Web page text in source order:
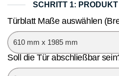
SCHRITT 1:
Türblatt Maße auswählen
Soll die Tür abschließbar